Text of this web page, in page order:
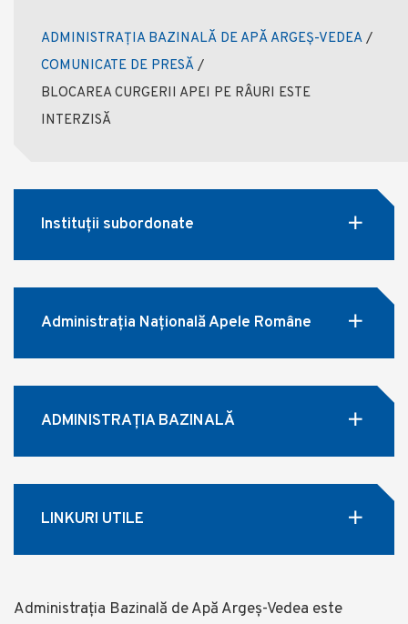
ADMINISTRAȚIA BAZINALĂ DE APĂ ARGEȘ-VEDEA /
COMUNICATE DE PRESĂ /
BLOCAREA CURGERII APEI PE RÂURI ESTE
INTERZISĂ
Instituții subordonate
Administrația Națională Apele Române
ADMINISTRAȚIA BAZINALĂ
LINKURI UTILE
Administrația Bazinală de Apă Argeș-Vedea este